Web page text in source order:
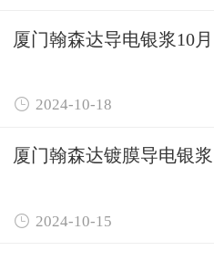
厦门翰森达导电银浆10
 2024-10-18
厦门翰森达镀膜导电银
 2024-10-15